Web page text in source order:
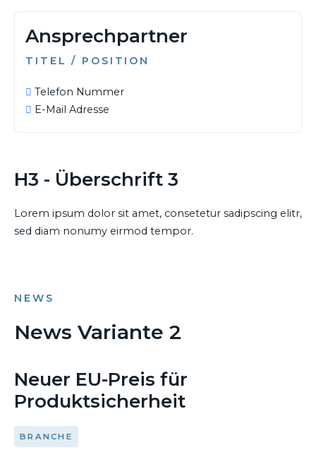
Ansprechpartner
TITEL / POSITION
Telefon Nummer
E-Mail Adresse
H3 - Überschrift 3
Lorem ipsum dolor sit amet, consetetur sadipscing elitr,
sed diam nonumy eirmod tempor.
NEWS
News Variante 2
Neuer EU-Preis für
Produktsicherheit
BRANCHE